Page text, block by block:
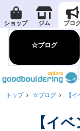
ショップ ジム ブロ
☆ブログ
トップ ☆ブログ 【
【イ